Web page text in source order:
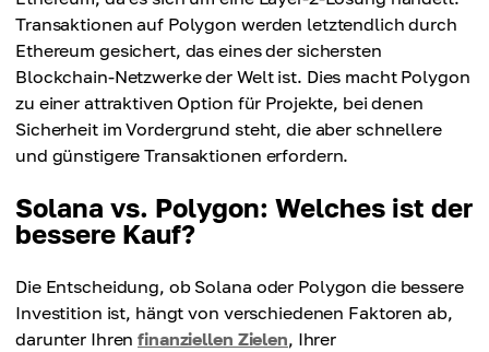
Transaktionen auf Polygon werden letztendlich durch
Ethereum gesichert, das eines der sichersten
Blockchain-Netzwerke der Welt ist. Dies macht Polygon
zu einer attraktiven Option für Projekte, bei denen
Sicherheit im Vordergrund steht, die aber schnellere
und günstigere Transaktionen erfordern.
Solana vs. Polygon: Welches ist der
bessere Kauf?
Die Entscheidung, ob Solana oder Polygon die bessere
Investition ist, hängt von verschiedenen Faktoren ab,
darunter Ihrenfinanziellen Zielen, Ihrer